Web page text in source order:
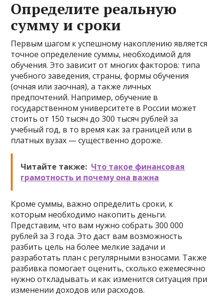
Определите реальную
сумму и сроки
Первым шагом к успешному накоплению является
точное определение суммы, необходимой для
обучения. Это зависит от многих факторов: типа
учебного заведения, страны, формы обучения
(очная или заочная), а также личных
предпочтений. Например, обучение в
государственном университете в России может
стоить от 150 тысяч до 300 тысяч рублей за
учебный год, в то время как за границей или в
платных вузах — существенно дороже.
Читайте также: Что такое финансовая
грамотность и почему она важна
Кроме суммы, важно определить сроки, к
которым необходимо накопить деньги.
Представим, что вам нужно собрать 300 000
рублей за 3 года. Это даст вам возможность
разбить цель на более мелкие задачи и
разработать план с регулярными взносами. Также
разбивка помогает оценить, сколько ежемесячно
нужно откладывать и как изменится ситуация при
изменении доходов или расходов.